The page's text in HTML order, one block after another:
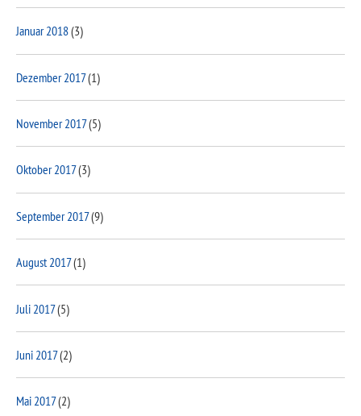
Januar 2018(3)
Dezember 2017(1)
November 2017(5)
Oktober 2017(3)
September 2017(9)
August 2017(1)
Juli 2017(5)
Juni 2017(2)
Mai 2017(2)